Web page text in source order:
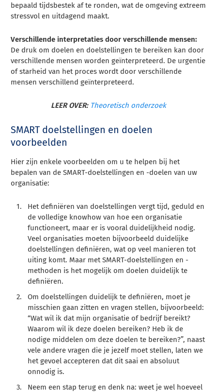
bepaald tijdsbestek af te ronden, wat de omgeving extreem
stressvol en uitdagend maakt.
Verschillende interpretaties door verschillende mensen:
De druk om doelen en doelstellingen te bereiken kan door
verschillende mensen worden geïnterpreteerd. De urgentie
of starheid van het proces wordt door verschillende
mensen verschillend geïnterpreteerd.
LEER OVER: Theoretisch onderzoek
SMART doelstellingen en doelen
voorbeelden
Hier zijn enkele voorbeelden om u te helpen bij het
bepalen van de SMART-doelstellingen en -doelen van uw
organisatie:
Het definiëren van doelstellingen vergt tijd, geduld en
de volledige knowhow van hoe een organisatie
functioneert, maar er is vooral duidelijkheid nodig.
Veel organisaties moeten bijvoorbeeld duidelijke
doelstellingen definiëren, wat op veel manieren tot
uiting komt. Maar met SMART-doelstellingen en -
methoden is het mogelijk om doelen duidelijk te
definiëren.
Om doelstellingen duidelijk te definiëren, moet je
misschien gaan zitten en vragen stellen, bijvoorbeeld:
“Wat wil ik dat mijn organisatie of bedrijf bereikt?
Waarom wil ik deze doelen bereiken? Heb ik de
nodige middelen om deze doelen te bereiken?”, naast
vele andere vragen die je jezelf moet stellen, laten we
het gevoel accepteren dat dit saai en absoluut
onnodig is.
Neem een stap terug en denk na: weet je wel hoeveel